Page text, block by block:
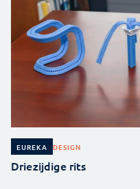
EUREKA DESIGN
Driezijdige rits